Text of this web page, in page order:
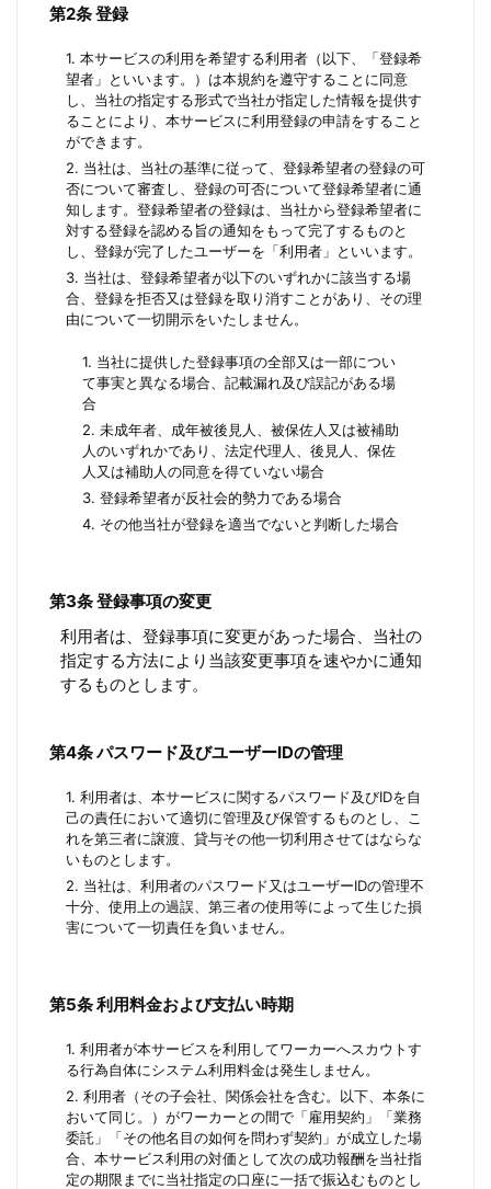
第2条 登録
1. 本サービスの利用を希望する利用者（以下、「登録希
望者」といいます。）は本規約を遵守することに同意
し、当社の指定する形式で当社が指定した情報を提供す
ることにより、本サービスに利用登録の申請をすること
ができます。
2. 当社は、当社の基準に従って、登録希望者の登録の可
否について審査し、登録の可否について登録希望者に通
知します。登録希望者の登録は、当社から登録希望者に
対する登録を認める旨の通知をもって完了するものと
し、登録が完了したユーザーを「利用者」といいます。
3. 当社は、登録希望者が以下のいずれかに該当する場
合、登録を拒否又は登録を取り消すことがあり、その理
由について一切開示をいたしません。
1. 当社に提供した登録事項の全部又は一部につい
て事実と異なる場合、記載漏れ及び誤記がある場
合
2. 未成年者、成年被後見人、被保佐人又は被補助
人のいずれかであり、法定代理人、後見人、保佐
人又は補助人の同意を得ていない場合
3. 登録希望者が反社会的勢力である場合
4. その他当社が登録を適当でないと判断した場合
第3条 登録事項の変更
利用者は、登録事項に変更があった場合、当社の
指定する方法により当該変更事項を速やかに通知
するものとします。
第4条 パスワード及びユーザーIDの管理
1. 利用者は、本サービスに関するパスワード及びIDを自
己の責任において適切に管理及び保管するものとし、こ
れを第三者に譲渡、貸与その他一切利用させてはならな
いものとします。
2. 当社は、利用者のパスワード又はユーザーIDの管理不
十分、使用上の過誤、第三者の使用等によって生じた損
害について一切責任を負いません。
第5条 利用料金および支払い時期
1. 利用者が本サービスを利用してワーカーへスカウトす
る行為自体にシステム利用料金は発生しません。
2. 利用者（その子会社、関係会社を含む。以下、本条に
おいて同じ。）がワーカーとの間で「雇用契約」「業務
委託」「その他名目の如何を問わず契約」が成立した場
合、本サービス利用の対価として次の成功報酬を当社指
定の期限までに当社指定の口座に一括で振込むものとし